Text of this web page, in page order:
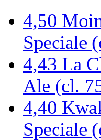
4,50
Speciale
4,43 La
Ale (cl.
4,40
Speciale